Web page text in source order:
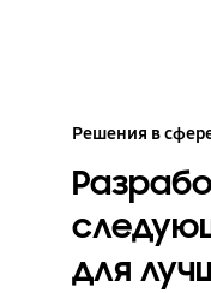
Решения в
для